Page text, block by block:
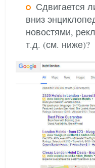
Сдвигается
вниз
новостями,
т.д. (см. ниже)?